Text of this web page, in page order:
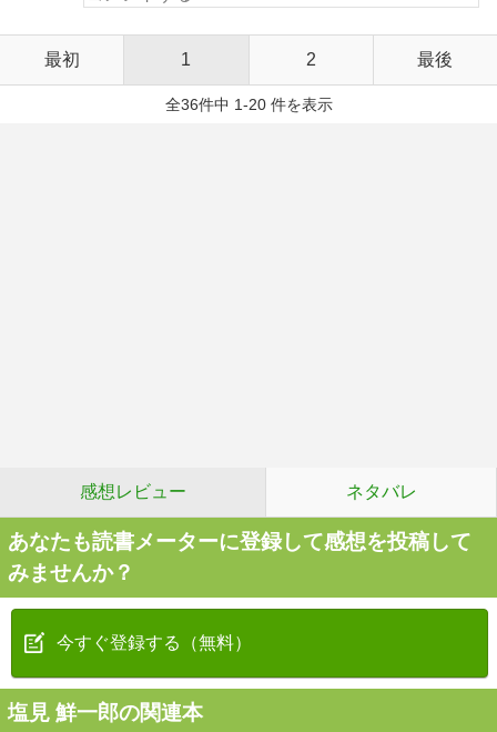
最初 1 2 最後
全36件中 1-20 件を表示
感想レビュー ネタバレ
あなたも読書メーターに登録して感想を投稿して
みませんか？
今すぐ登録する（無料）
塩見 鮮一郎の関連本